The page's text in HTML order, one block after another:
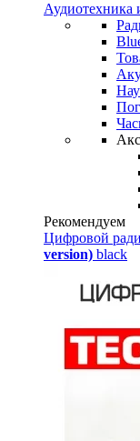
Аудиотехника
Рекомендуем
Цифровой
version) black